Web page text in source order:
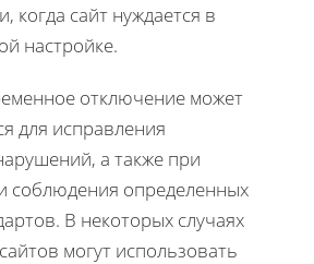
когда сайт нуждается в
настройке.
отключение может
для исправления
а также при
соблюдения определенных
В некоторых случаях
могут использовать